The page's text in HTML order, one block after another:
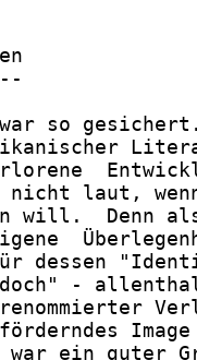
so
laut,
will.  Denn
dessen
-
Image
ein guter